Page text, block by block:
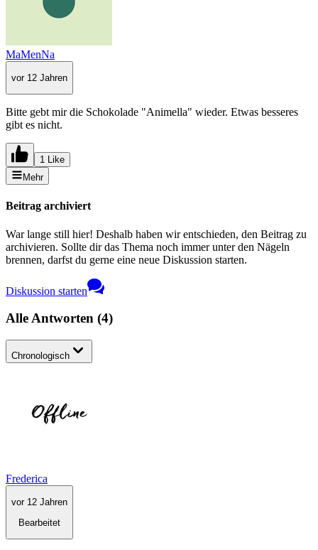
MaMenNa
vor 12 Jahren
Bitte gebt mir die Schokolade "Animella" wieder. Etwas besseres
gibt es nicht.
1 Like
Mehr
Beitrag archiviert
War lange still hier! Deshalb haben wir entschieden, den Beitrag zu
archivieren. Sollte dir das Thema noch immer unter den Nägeln
brennen, darfst du gerne eine neue Diskussion starten.
Diskussion starten
Alle Antworten (4)
Chronologisch
Frederica
vor 12 Jahren
Bearbeitet